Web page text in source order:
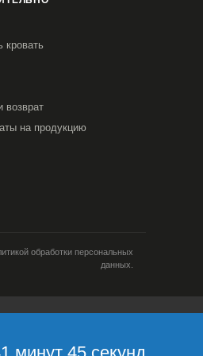
кровать
возврат
на продукцию
обработки персональных
данных.